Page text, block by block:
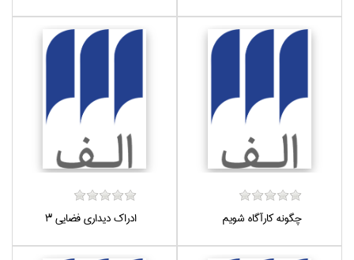
چگونه كارآگاه شويم ادراك ديداري فضايي 3